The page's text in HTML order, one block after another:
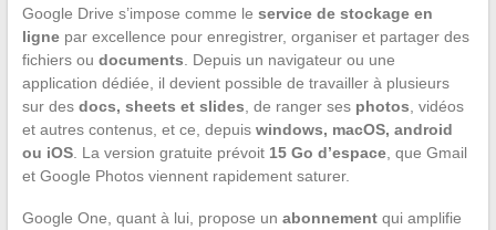
Google Drive s’impose comme le service de stockage en
lignepar excellence pour enregistrer, organiser et partager des
fichiers ou documents . Depuis un navigateur ou une
application dédiée, il devient possible de travailler à plusieurs
sur des docs, sheets et slides , de ranger ses photos , vidéos
et autres contenus, et ce, depuis windows, macOS, android
ou iOS. La version gratuite prévoit 15 Go d’espace, que Gmail
et Google Photos viennent rapidement saturer.
Google One, quant à lui, propose un abonnementqui amplifie